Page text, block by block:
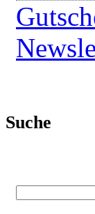
Suche